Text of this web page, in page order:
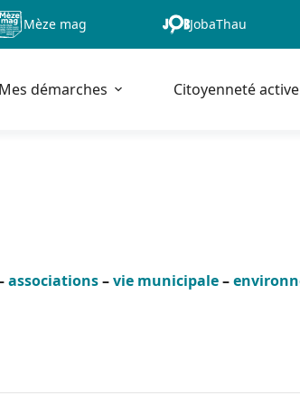
Mèze mag JobaThau
Mes démarches Citoyenneté active
associations–vie municipale–